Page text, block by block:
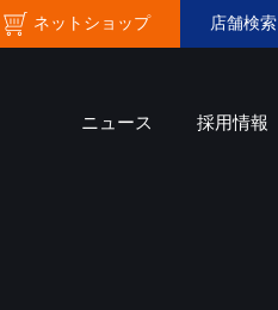
ネットショップ 店舗検索
ニュース 採用情報